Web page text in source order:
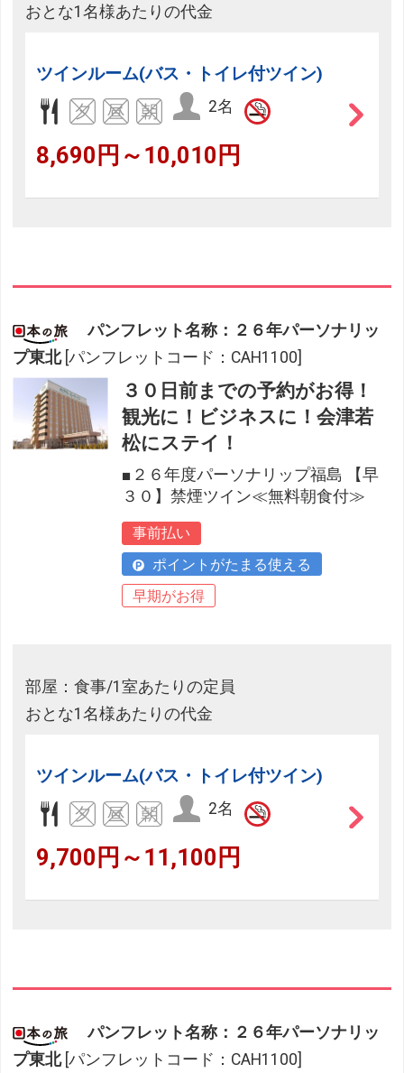
おとな1名様あたりの代金
ツインルーム(バス・トイレ付ツイン)
2名
8,690円～10,010円
パンフレット名称：２６年パーソナリッ
プ東北 [パンフレットコード：CAH1100]
３０日前までの予約がお得！
観光に！ビジネスに！会津若
松にステイ！
■２６年度パーソナリップ福島 【早
３０】禁煙ツイン≪無料朝食付≫
事前払い
ポイントがたまる使える
早期がお得
部屋：食事/1室あたりの定員
おとな1名様あたりの代金
ツインルーム(バス・トイレ付ツイン)
2名
9,700円～11,100円
パンフレット名称：２６年パーソナリッ
プ東北 [パンフレットコード：CAH1100]